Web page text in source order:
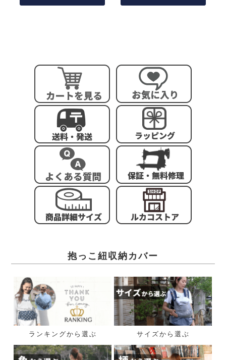
抱っこ紐収納カバー
ランキングから選ぶ サイズから選ぶ